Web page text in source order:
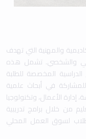
والمهنية التي تهدف
والشخصي. تشمل هذه
الدراسية المخصصة للطلبة
في أبحاث علمية
الأعمال، وتكنولوجيا
من خلال برامج تدريبية
لسوق العمل المحلي